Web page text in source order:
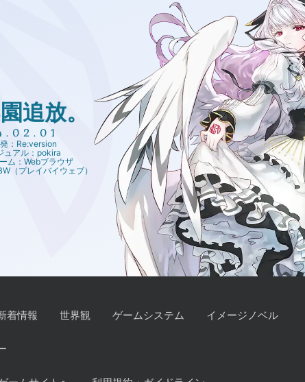
放。
：Re:version
ュアル：pokira
ム：Webブラウザ
（プレイバイウェブ）
着情報 世界観 ゲームシステム イメージノベル